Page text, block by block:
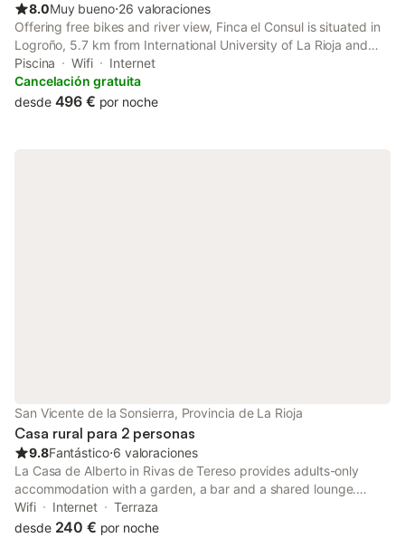
8.0Muy bueno⋅26 valoraciones
Offering free bikes and river view, Finca el Consul is situated in
Logroño, 5.7 km from International University of La Rioja and
5.9 km from La Rioja University.
Piscina Wifi
Internet
Cancelación gratuita
desde 496 € por noche
San Vicente de la Sonsierra, Provincia de La Rioja
Casa rural para 2 personas
9.8Fantástico⋅6 valoraciones
La Casa de Alberto in Rivas de Tereso provides adults-only
accommodation with a garden, a bar and a shared lounge.
Guests staying at this country house have access to a balcony.
The country house provides mountain views and a sun terrace.
Wifi Internet
Terraza
desde 240 € por noche